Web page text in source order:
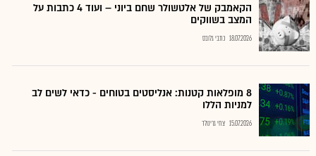
הקאמבק של אלטשולר שחם ביוני – ועוד 4 כתבות על
המצב בשווקים
18.07.2026 כתבי גלובס
8 מופלאות קטנות: אנליסטים בטוחים - כדאי לשים לב
למניות הללו
15.07.2026 צחי גרינולד